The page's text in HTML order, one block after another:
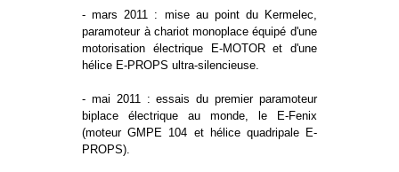
- mars 2011 : mise au point du Kermelec,
paramoteur à chariot monoplace équipé d'une
motorisation électrique E-MOTOR et d'une
hélice E-PROPS ultra-silencieuse.
- mai 2011 : essais du premier paramoteur
biplace électrique au monde, le E-Fenix
(moteur GMPE 104 et hélice quadripale E-
PROPS).